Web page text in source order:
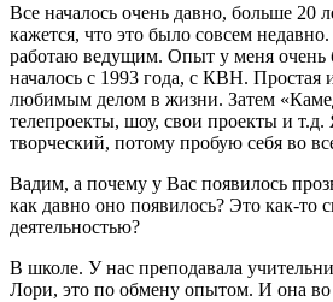
Все началось очень давно, больше 20
кажется, что это было совсем
работаю ведущим. Опыт у меня очень
началось с 1993 года, с КВН. Простая
любимым делом в жизни. Затем
телепроекты, шоу, свои проекты и
творческий, потому пробую себя во
Вадим, а почему у Вас появилось
как давно оно появилось? Это как-то
деятельностью?
В школе. У нас преподавала
Лори, это по обмену опытом. И она во